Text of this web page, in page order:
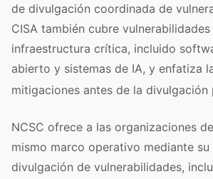
de divulgación coordinada de
CISA también cubre vulnerabilidades
infraestructura crítica, incluido
abierto y sistemas de IA, y enfatiza
mitigaciones antes de la divulgación
NCSC ofrece a las organizaciones
mismo marco operativo mediante
divulgación de vulnerabilidades,